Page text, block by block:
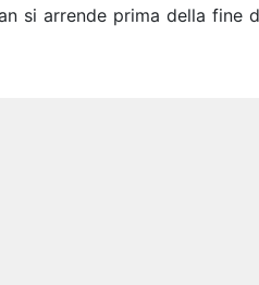
si arrende prima della fine